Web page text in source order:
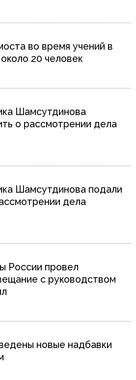
во время учений в
20 человек
Шамсутдинова
о рассмотрении дела
Шамсутдинова подали
дела
России провел
с руководством
новые надбавки